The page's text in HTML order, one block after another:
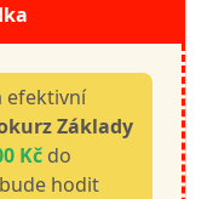
efektivní
Základy
Kč do
hodit